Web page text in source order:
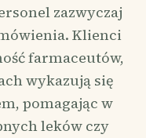
zazwyczaj
Klienci
farmaceutów,
wykazują się
pomagając w
leków czy